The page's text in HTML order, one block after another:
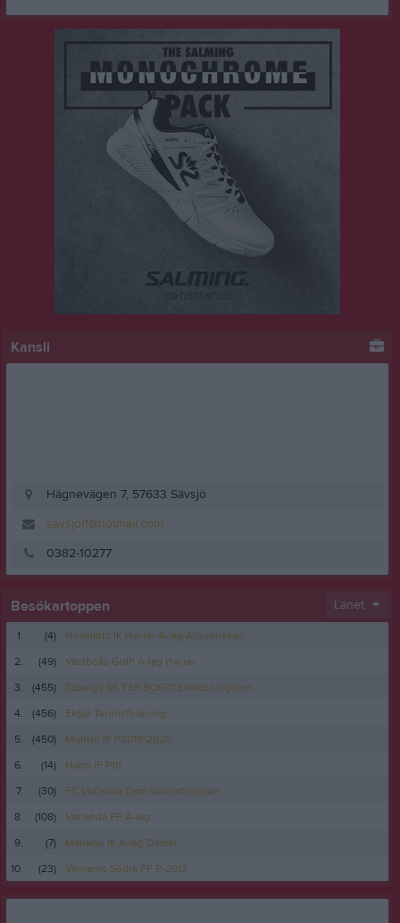
Kansli
Hägnevägen 7, 57633 Sävsjö
savsjoff@hotmail.com
0382-10277
Besökartoppen Länet
1. (4)
Hovslätts IK Herrar A-lag Allsvenskan
2.
(49)
Västboås GoIF A-lag Herrar
3.
(455)
Tabergs SK TSK BORDTENNIS Ungdom
4.
(456)
Eksjö Tennisförening
5.
(450)
Mullsjö IF P2019/2020
6.
(14)
Habo IF P18
7.
(30)
FC Vetlanda Dam Seniortruppen
8.
(108)
Vetlanda FF A-lag
9.
(7)
Mariebo IK A-lag Damer
10.
(23) Värnamo Södra FF P-2012